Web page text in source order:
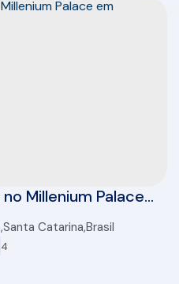
Millenium Palace
,Santa Catarina,Brasil
4